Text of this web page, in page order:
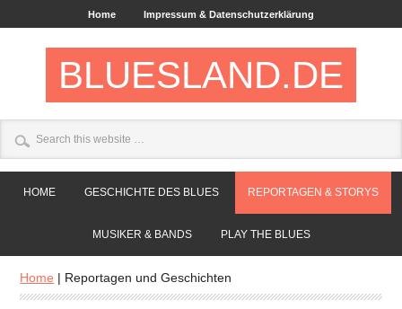
Home Impressum & Datenschutzerklärung
BLUESLAND.DE
HOME GESCHICHTE DES BLUES REPORTAGEN & STORYS
MUSIKER & BANDS PLAY THE BLUES
Home | Reportagen und Geschichten